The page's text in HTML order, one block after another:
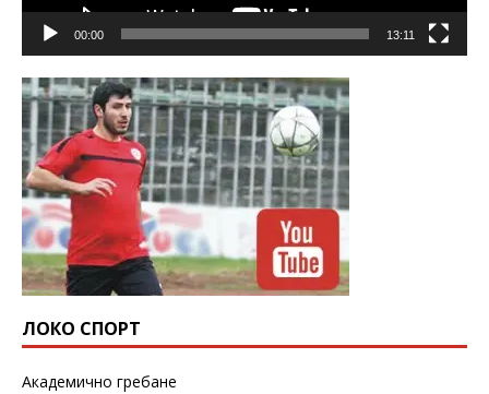
00:00 13:11
ЛОКО СПОРТ
Академично гребане